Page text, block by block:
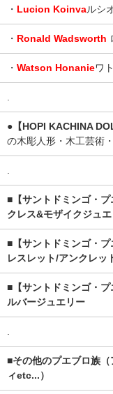
・ Lucion Koinvaルシ
・ Ronald Wadsworth
・ Watson Honanieワ
.
●【HOPI KACHINA
の木彫人形・木工芸術
.
■【サントドミンゴ・
クレス&モザイクジュ
■【サントドミンゴ・
レスレット/アンクレッ
■【サントドミンゴ・
ルバージュエリー
.
■その他のプエブロ族
ィetc...）